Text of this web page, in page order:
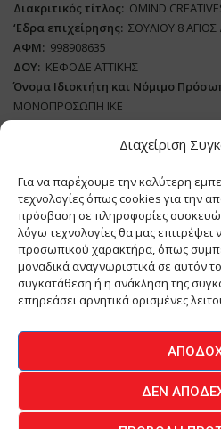
Διαχείριση
Για να παρέχουμε την καλύτερη
τεχνολογίες όπως cookies για την
πρόσβαση σε πληροφορίες
λόγω τεχνολογίες θα μας
προσωπικού χαρακτήρα, όπως
μοναδικά αναγνωριστικά σε αυτόν
συγκατάθεση ή η ανάκληση της
επηρεάσει αρνητικά ορισμένες
ΔΕΝ
Διακριτικός τίτλος: ΟΜΙΝD
‘Eδρα επιχείρησης: ΣΟΥΛΙΟΥ 8
ΑΦΜ: 998908635
ΔΟΥ: ΚΕΦΟΔΕ ΑΤΤΙΚΗΣ
Όνομα Ιδιοκτήτη και Νόμιμο
ΜΟΝΟΠΡΟΣΩΠΗ ΙΚΕ
Διευθυντής Σύνταξης:ΑΘΑΝΑΣΙΟΣ
ΔικαιούχοςDomain:ΔΗΜΗΤΡΙΑΔΗΣ Θ
Διευθυντής: ΕΥΘΥΜΙΑΤΟΥ ΜΑΡΙΑ
Διαχειριστής:
ΕΥΘΥΜΙΑΤΟΥ ΜΑΡΙΑ
Δήλωση Συμμόρφωσης